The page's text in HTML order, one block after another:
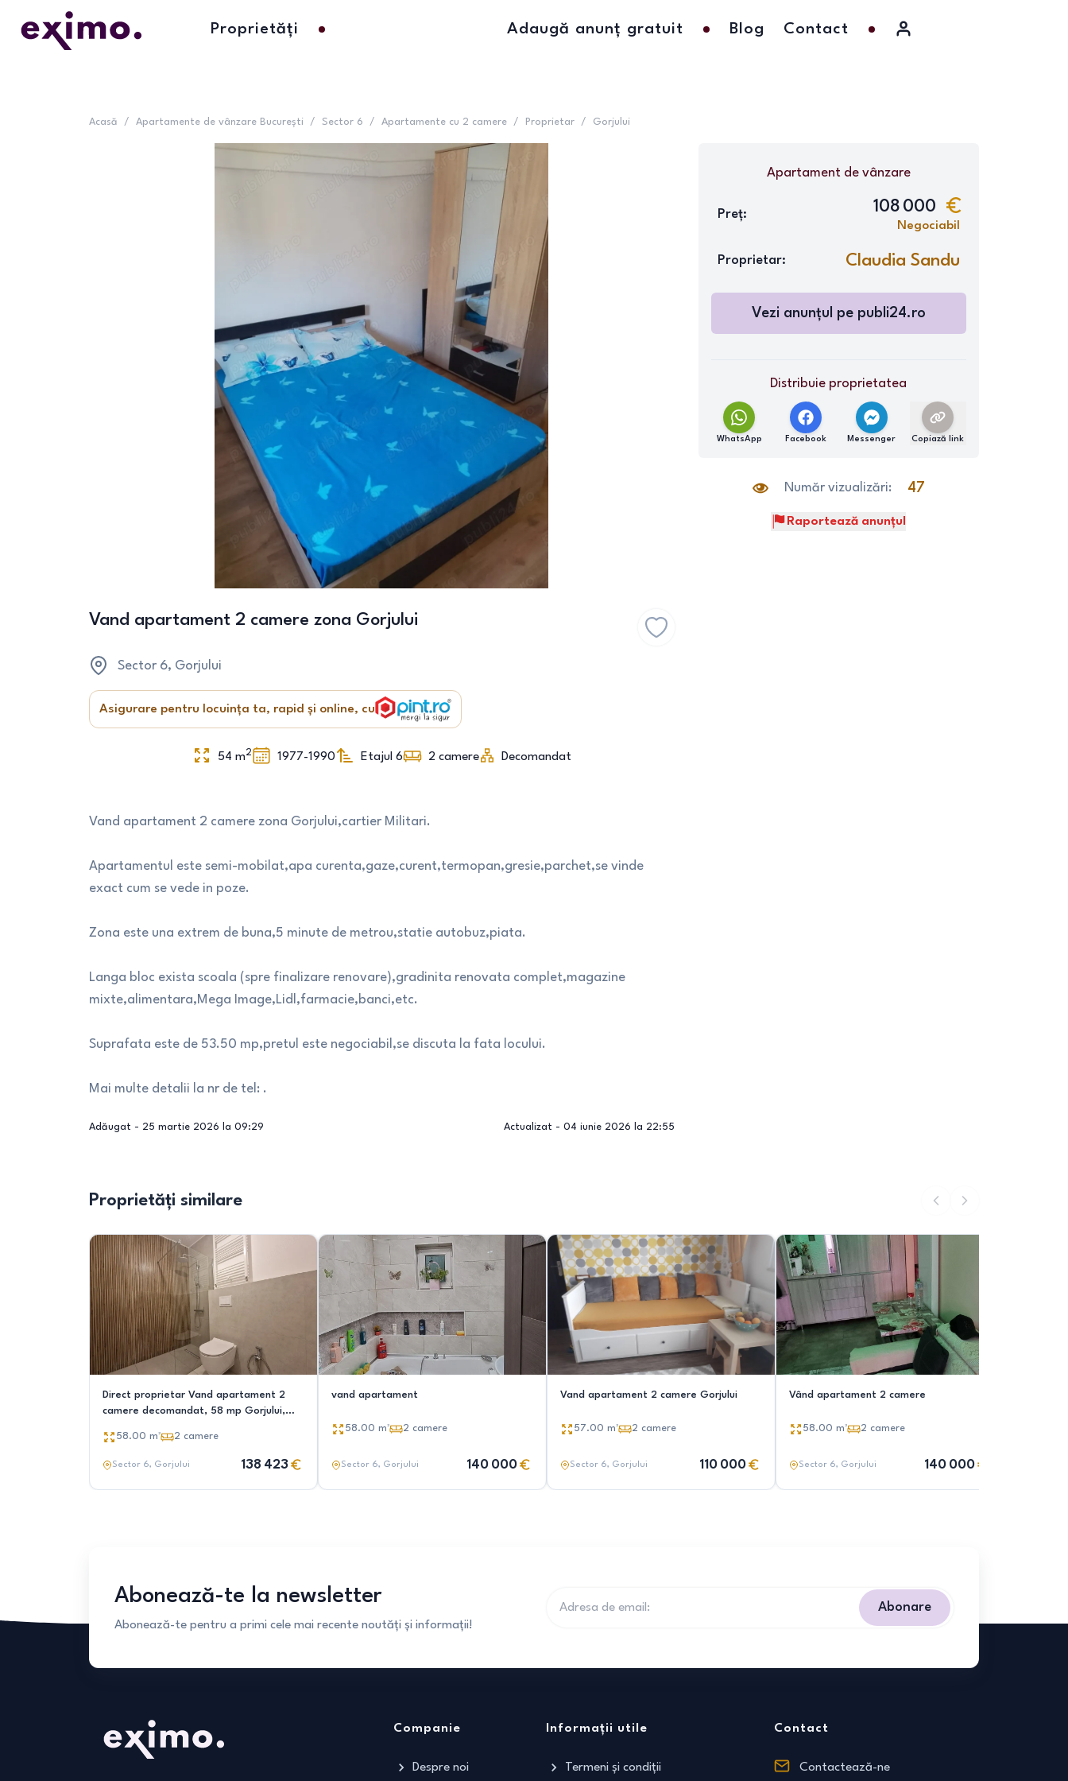
Proprietăți Adaugă anunț gratuit Blog Contact
Acasă / Apartamente de vânzare București / Sector 6 / Apartamente cu 2 camere / Proprietar / Gorjului
Vand apartament 2 camere zona Gorjului
Sector 6, Gorjului
Asigurare pentru locuința ta, rapid și online, cu
54 m2 1977-1990 Etajul 6 2 camere Decomandat
Vand apartament 2 camere zona Gorjului,cartier Militari.
Apartamentul este semi-mobilat,apa curenta,gaze,curent,termopan,gresie,parchet,se vinde
exact cum se vede in poze.
Zona este una extrem de buna,5 minute de metrou,statie autobuz,piata.
Langa bloc exista scoala (spre finalizare renovare),gradinita renovata complet,magazine
mixte,alimentara,Mega Image,Lidl,farmacie,banci,etc.
Suprafata este de 53.50 mp,pretul este negociabil,se discuta la fata locului.
Mai multe detalii la nr de tel: .
Adăugat - 25 martie 2026 la 09:29 Actualizat - 04 iunie 2026 la 22:55
Apartamentde vânzare
Preț: 108 000
Negociabil
Proprietar: Claudia Sandu
Vezi anunțul pe publi24.ro
Distribuie proprietatea
WhatsApp Facebook Messenger Copiază link
Număr vizualizări: 47
Raportează anunțul
Proprietăți similare
Direct proprietar Vand apartament 2
camere decomandat, 58 mp Gorjului,
58.00 m² 2 camere
Sector 6, Gorjului 138 423
vand apartament
58.00 m² 2 camere
Sector 6, Gorjului 140 000
Vand apartament 2 camere Gorjului
57.00 m² 2 camere
Sector 6, Gorjului 110 000
Vând apartament 2 camere
58.00 m² 2 camere
Sector 6, Gorjului 140 000
Abonează-te la newsletter
Abonează-te pentru a primi cele mai recente noutăți și informații!
Abonare
Companie
Despre noi
Informații utile
Termeni și condiții
Contact
Contactează-ne